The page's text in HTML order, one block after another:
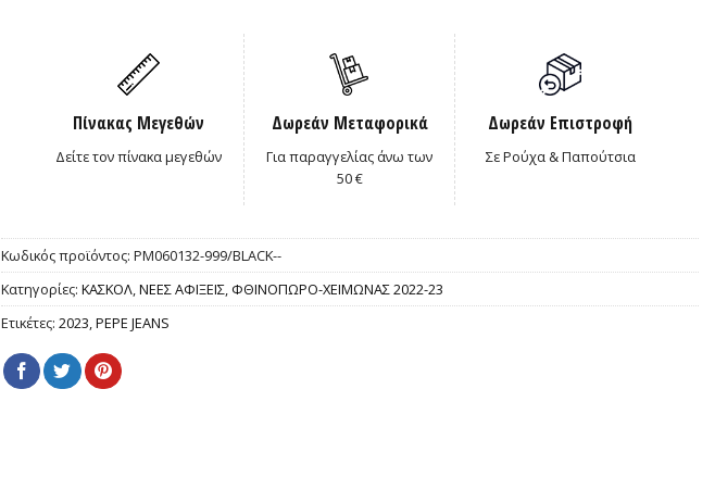
Πίνακας Μεγεθών
Δείτε τον πίνακα μεγεθών
Δωρεάν Μεταφορικά
Για παραγγελίας άνω των
50 €
Δωρεάν Επιστροφή
Σε Ρούχα & Παπούτσια
Κωδικός προϊόντος: PM060132-999/BLACK--
Κατηγορίες: ΚΑΣΚΟΛ,ΝΕΕΣ ΑΦΙΞΕΙΣ, ΦΘΙΝΟΠΩΡΟ-ΧΕΙΜΩΝΑΣ 2022-23
Ετικέτες: 2023,PEPE JEANS